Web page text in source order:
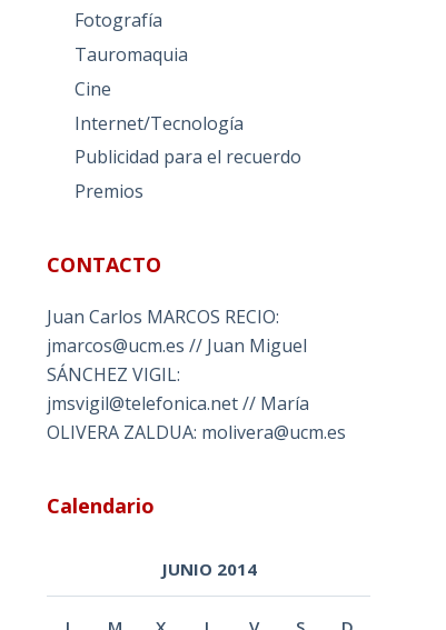
Fotografía
Tauromaquia
Cine
Internet/Tecnología
Publicidad para el recuerdo
Premios
CONTACTO
Juan Carlos MARCOS RECIO:
jmarcos@ucm.es // Juan Miguel
SÁNCHEZ VIGIL:
jmsvigil@telefonica.net // María
OLIVERA ZALDUA: molivera@ucm.es
Calendario
JUNIO 2014